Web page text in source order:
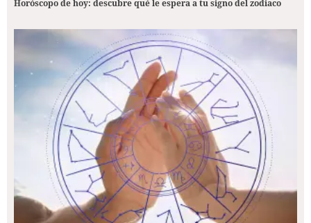
Horóscopo de hoy: descubre qué le espera a tu signo del zodiaco